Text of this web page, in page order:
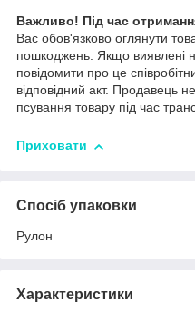
Важливо! Під час
Вас обов'язково оглянути
пошкоджень. Якщо виявлені
повідомити про це
відповідний акт. Продавець
псування товару під час
Приховати
Спосіб упаковки
Рулон
Характеристики